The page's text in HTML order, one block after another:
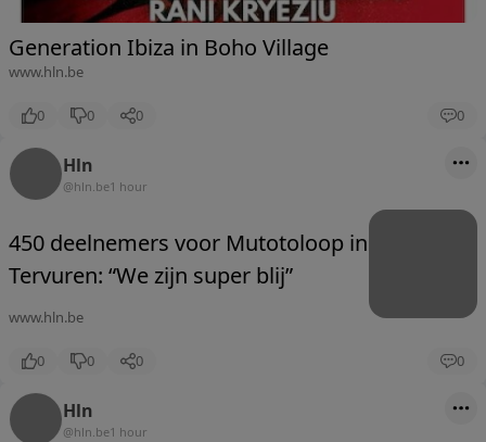
Generation Ibiza in Boho Village
www.hln.be
0 0 0 0
Hln
@hln.be1 hour
450 deelnemers voor Mutotoloop in
Tervuren: “We zijn super blij”
www.hln.be
0 0 0 0
Hln
@hln.be1 hour